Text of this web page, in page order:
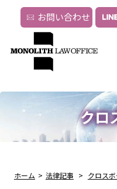
お問い合わせ
クロ
ホーム > 法律記事 > クロス